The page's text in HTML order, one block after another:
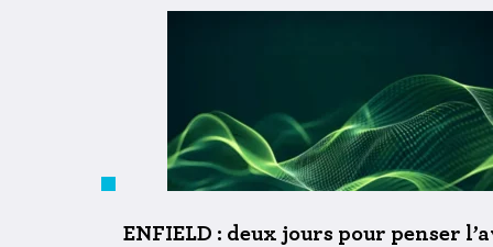
ENFIELD : deux jours pour penser